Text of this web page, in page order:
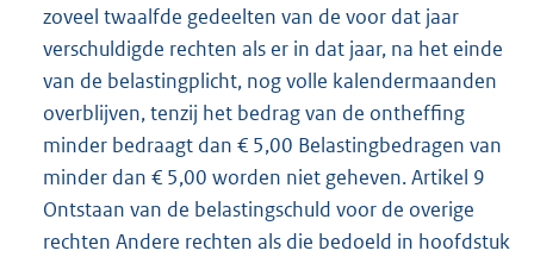
zoveel twaalfde gedeelten van de voor dat jaar
verschuldigde rechten als er in dat jaar, na het einde
van de belastingplicht, nog volle kalendermaanden
overblijven, tenzij het bedrag van de ontheffing
minder bedraagt dan € 5,00 Belastingbedragen van
minder dan € 5,00 worden niet geheven. Artikel 9
Ontstaan van de belastingschuld voor de overige
rechten Andere rechten als die bedoeld in hoofdstuk